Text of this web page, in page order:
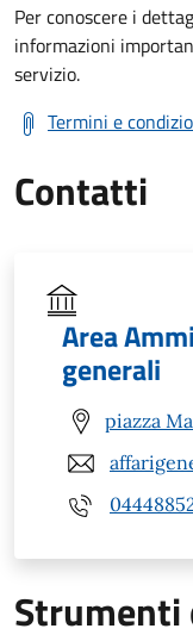
Per conoscere i
informazioni
servizio.
Termini e
Contatti
Area
generali
piazza